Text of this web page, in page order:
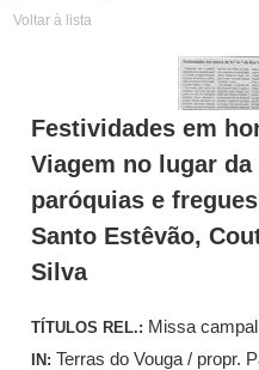
Voltar à lista
Festividades em
Viagem no lugar da
paróquias e
Santo Estêvão,
Silva
TÍTULOS REL.: Missa campal
IN: Terras do Vouga / propr.